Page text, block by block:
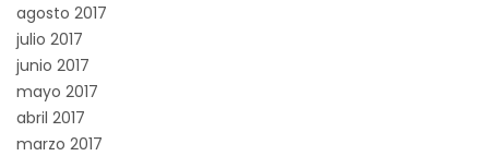
agosto 2017
julio 2017
junio 2017
mayo 2017
abril 2017
marzo 2017